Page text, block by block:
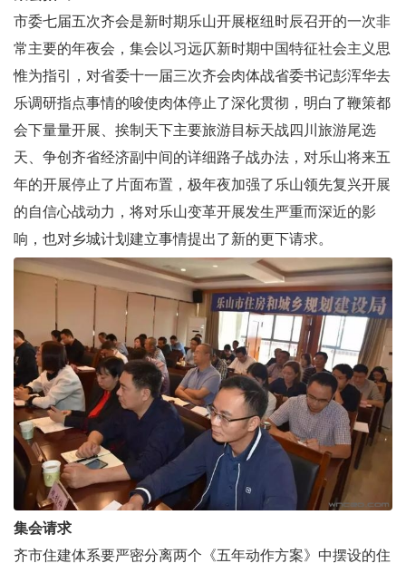
市委七届五次齐会是新时期乐山开展枢纽时辰召开的一次非
常主要的年夜会，集会以习远仄新时期中国特征社会主义思
惟为指引，对省委十一届三次齐会肉体战省委书记彭浑华去
乐调研指点事情的唆使肉体停止了深化贯彻，明白了鞭策都
会下量量开展、挨制天下主要旅游目标天战四川旅游尾选
天、争创齐省经济副中间的详细路子战办法，对乐山将来五
年的开展停止了片面布置，极年夜加强了乐山领先复兴开展
的自信心战动力，将对乐山变革开展发生严重而深近的影
响，也对乡城计划建立事情提出了新的更下请求。
集会请求
齐市住建体系要严密分离两个《五年动作方案》中摆设的住